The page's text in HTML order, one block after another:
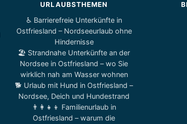
URLAUBSTHEMEN
♿ Barrierefreie Unterkünfte in
Ostfriesland – Nordseeurlaub ohne
Hindernisse
🏖️ Strandnahe Unterkünfte an der
Nordsee in Ostfriesland – wo Sie
wirklich nah am Wasser wohnen
🐕 Urlaub mit Hund in Ostfriesland –
Nordsee, Deich und Hundestrand
👨‍👩‍👧‍👦 Familienurlaub in
Ostfriesland – warum die